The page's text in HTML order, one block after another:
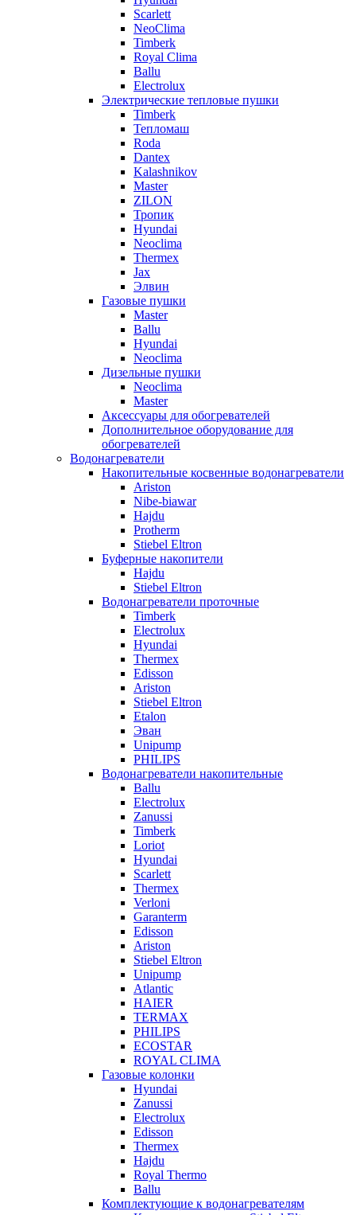
Scarlett
NeoClima
Timberk
Royal Clima
Ballu
Electrolux
Электрические тепловые пушки
Timberk
Тепломаш
Roda
Dantex
Kalashnikov
Master
ZILON
Тропик
Hyundai
Neoclima
Thermex
Jax
Элвин
Газовые пушки
Master
Ballu
Hyundai
Neoclima
Дизельные пушки
Neoclima
Master
Аксессуары для обогревателей
Дополнительное оборудование для
обогревателей
Водонагреватели
Накопительные косвенные водонагреватели
Ariston
Nibe-biawar
Hajdu
Protherm
Stiebel Eltron
Буферные накопители
Hajdu
Stiebel Eltron
Водонагреватели проточные
Timberk
Electrolux
Hyundai
Thermex
Edisson
Ariston
Stiebel Eltron
Etalon
Эван
Unipump
PHILIPS
Водонагреватели накопительные
Ballu
Electrolux
Zanussi
Timberk
Loriot
Hyundai
Scarlett
Thermex
Verloni
Garanterm
Edisson
Ariston
Stiebel Eltron
Unipump
Atlantic
HAIER
TERMAX
PHILIPS
ECOSTAR
ROYAL CLIMA
Газовые колонки
Hyundai
Zanussi
Electrolux
Edisson
Thermex
Hajdu
Royal Thermo
Ballu
Комплектующие к водонагревателям